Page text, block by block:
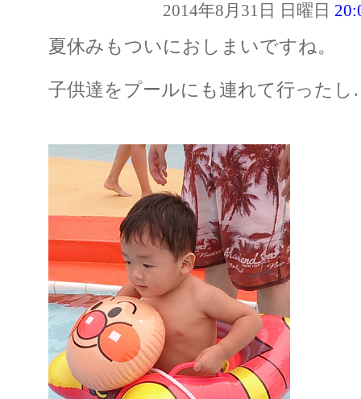
2014年8月31日 日曜日
夏休みもついにおしまいですね。
子供達をプールにも連れて行った